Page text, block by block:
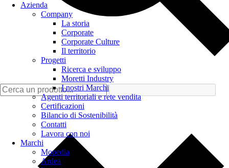
Azienda
Company
La storia
Corporate
Corporate Culture
Il territorio
Progetti
Ricerca e sviluppo
Moretti Industry
I nostri Marchi
Agenti territoriali e rete vendita
Certificazioni
Bilancio di Sostenibilità
Contatti
Lavora con noi
Marchi
Mopedia
Ardea